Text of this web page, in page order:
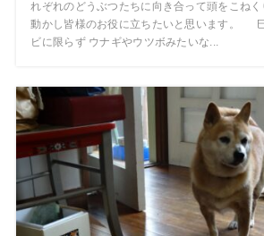
れぞれのどうぶつたちに向き合って頭をこね
動かし皆様のお役に立ちたいと思います。
ビに限らず ウナギやウツボみたいな...